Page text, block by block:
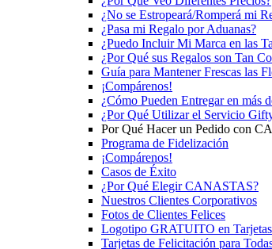
¿No se Estropeará/Romperá mi
¿Pasa mi Regalo por Aduanas?
¿Puedo Incluir Mi Marca en las
¿Por Qué sus Regalos son Tan
Guía para Mantener Frescas las
¡Compárenos!
¿Cómo Pueden Entregar en más
¿Por Qué Utilizar el Servicio
Por Qué Hacer un Pedido con
Programa de Fidelización
¡Compárenos!
Casos de Éxito
¿Por Qué Elegir CANASTAS?
Nuestros Clientes Corporativos
Fotos de Clientes Felices
Logotipo GRATUITO en
Tarjetas de Felicitación para